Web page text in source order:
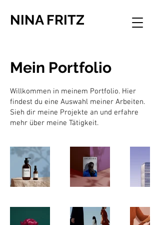
NINA FRITZ
Mein Portfolio
Willkommen in meinem Portfolio. Hier
findest du eine Auswahl meiner Arbeiten.
Sieh dir meine Projekte an und erfahre
mehr über meine Tätigkeit.